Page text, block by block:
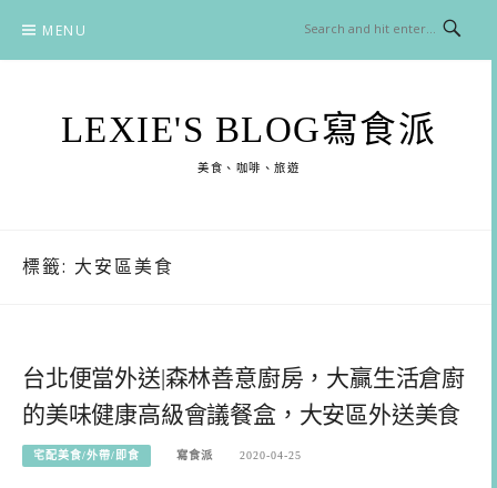
content
MENU
LEXIE'S BLOG寫食派
美食、咖啡、旅遊
標籤: 大安區美食
台北便當外送|森林善意廚房，大贏生活倉廚
的美味健康高級會議餐盒，大安區外送美食
宅配美食/外帶/即食 寫食派 2020-04-25